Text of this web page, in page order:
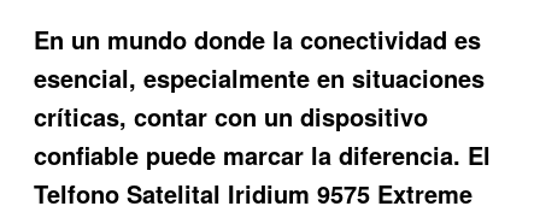
En un mundo donde la conectividad es
esencial, especialmente en situaciones
críticas, contar con un dispositivo
confiable puede marcar la diferencia. El
Telfono Satelital Iridium 9575 Extreme